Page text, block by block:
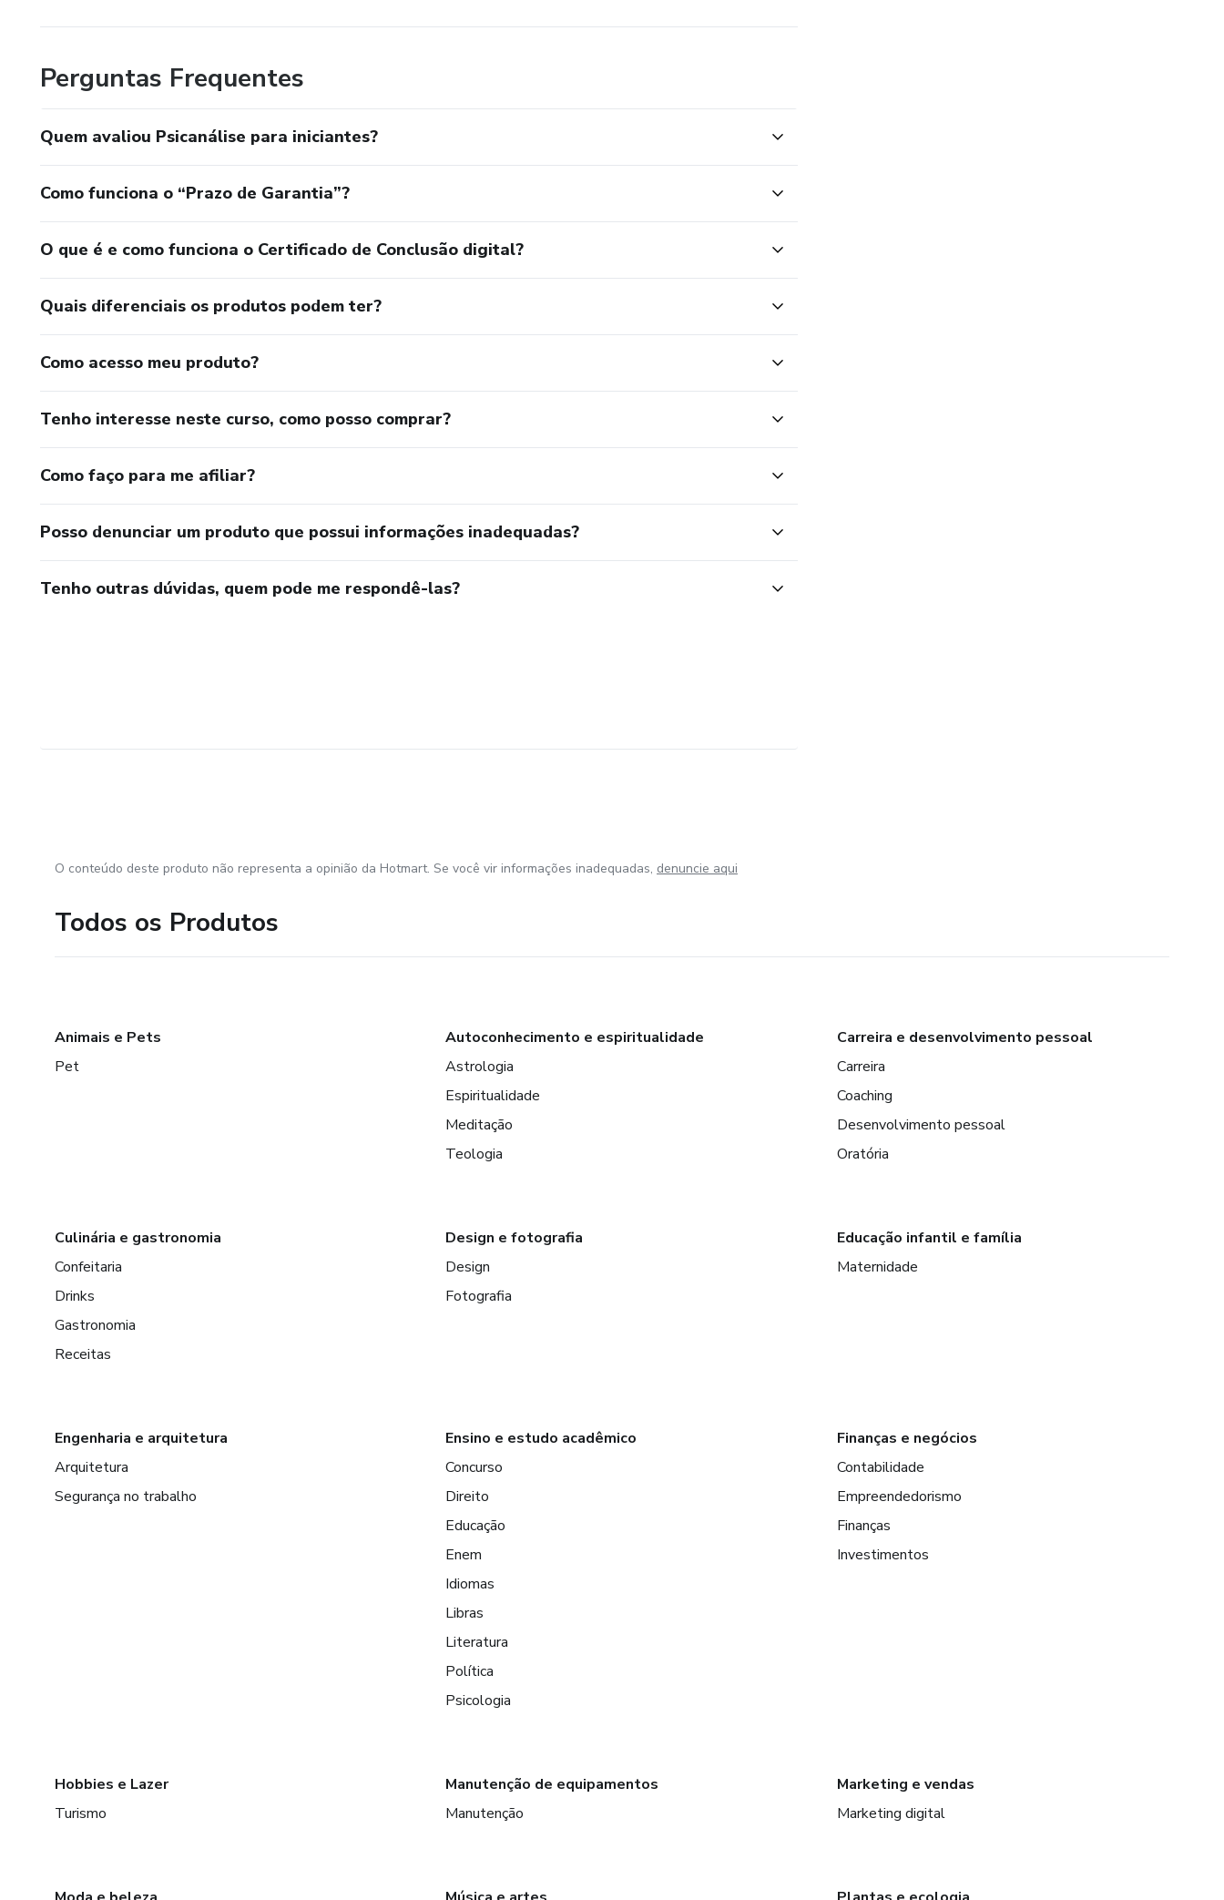
Perguntas Frequentes
Quem avaliou Psicanálise para iniciantes?
Como funciona o “Prazo de Garantia”?
O que é e como funciona o Certificado de Conclusão digital?
Quais diferenciais os produtos podem ter?
Como acesso meu produto?
Tenho interesse neste curso, como posso comprar?
Como faço para me afiliar?
Posso denunciar um produto que possui informações inadequadas?
Tenho outras dúvidas, quem pode me respondê-las?
O conteúdo deste produto não representa a opinião da Hotmart. Se você vir informações inadequadas, denuncie aqui
Todos os Produtos
Animais e Pets
Pet
Autoconhecimento e espiritualidade
Astrologia
Espiritualidade
Meditação
Teologia
Carreira e desenvolvimento pessoal
Carreira
Coaching
Desenvolvimento pessoal
Oratória
Culinária e gastronomia
Confeitaria
Drinks
Gastronomia
Receitas
Design e fotografia
Design
Fotografia
Educação infantil e família
Maternidade
Engenharia e arquitetura
Arquitetura
Segurança no trabalho
Ensino e estudo acadêmico
Concurso
Direito
Educação
Enem
Idiomas
Libras
Literatura
Política
Psicologia
Finanças e negócios
Contabilidade
Empreendedorismo
Finanças
Investimentos
Hobbies e Lazer
Turismo
Manutenção de equipamentos
Manutenção
Marketing e vendas
Marketing digital